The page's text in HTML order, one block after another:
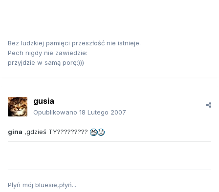
Bez ludzkiej pamięci przeszłość nie istnieje.
Pech nigdy nie zawiedzie:
przyjdzie w samą porę:)))
gusia
Opublikowano 18 Lutego 2007
gina ,gdzieś TY?????????
Płyń mój bluesie,płyń...